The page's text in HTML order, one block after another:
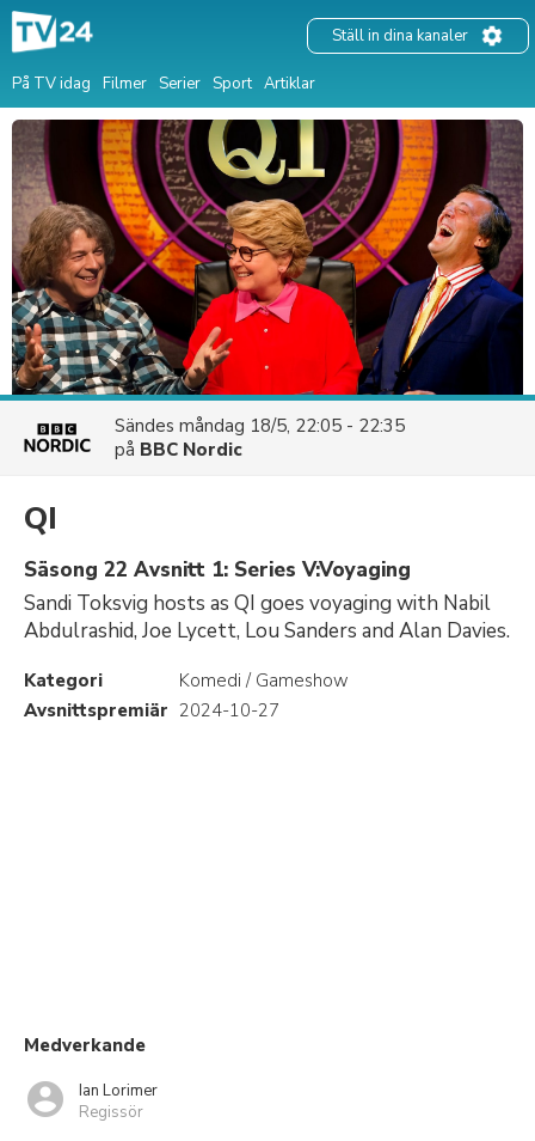
På TV idag Filmer Serier Sport Artiklar
Ställ in dina kanaler
Sändes måndag 18/5, 22:05 - 22:35
på BBC Nordic
QI
Säsong 22 Avsnitt 1: Series V:Voyaging
Sandi Toksvig hosts as QI goes voyaging with Nabil
Abdulrashid, Joe Lycett, Lou Sanders and Alan Davies.
Kategori
Komedi / Gameshow
Avsnittspremiär 2024-10-27
Medverkande
Ian Lorimer
Regissör